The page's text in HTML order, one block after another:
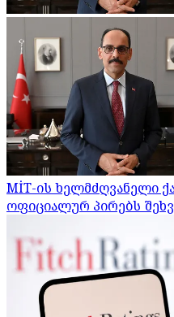
MİT-ის ხელმძღვანელი
ოფიციალურ პირებს